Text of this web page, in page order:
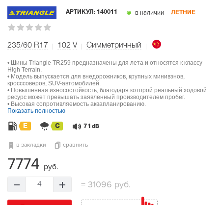
АРТИКУЛ: 140011 в наличии ЛЕТНИЕ
235/60 R17 102 V Симметричный
• Шины Triangle TR259 предназначены для лета и относятся к классу
High Terrain.
• Модель выпускается для внедорожников, крупных минивэнов,
кросссоверов, SUV-автомобилей.
• Повышенная износостойкость, благодаря которой реальный ходовой
ресурс может превышать заявленный производителем пробег.
• Высокая сопротивляемость аквапланированию.
Показать полностью
E C 71 dB
в закладки сравнить
7774 руб.
4 = 31096 руб.